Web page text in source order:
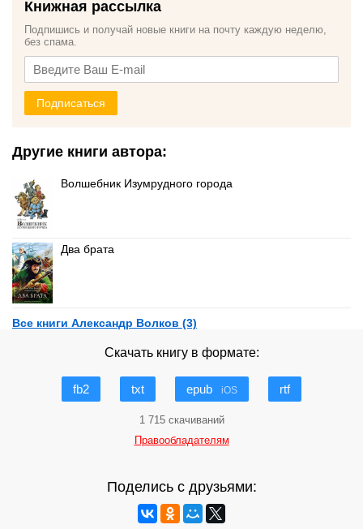
Книжная рассылка
Подпишись и получай новые книги на почту каждую неделю,
без спама.
Подписаться
Другие книги автора:
Волшебник Изумрудного города
Два брата
Все книги Александр Волков (3)
Скачать книгу в формате:
fb2 txt epub iOS rtf
1 715 скачиваний
Правообладателям
Поделись с друзьями: